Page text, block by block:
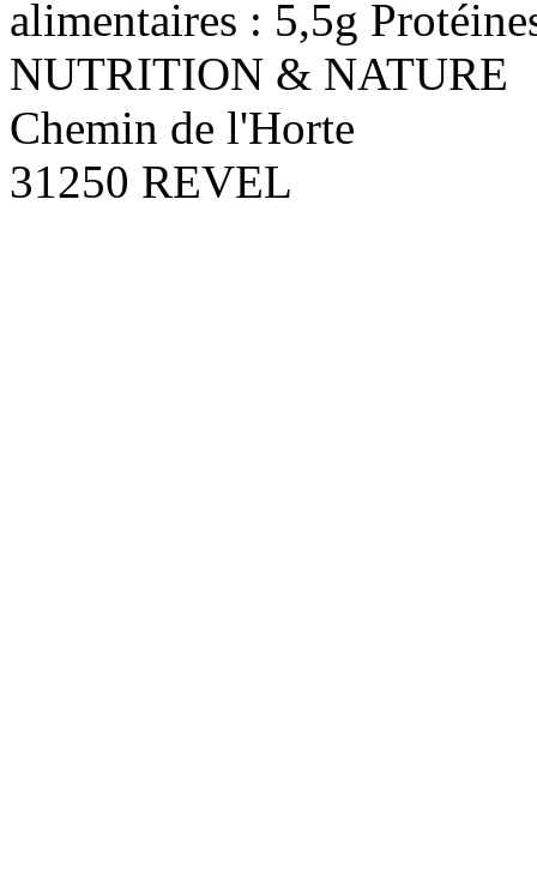
alimentaires : 5,5g
NUTRITION & NATURE
Chemin de l'Horte
31250 REVEL